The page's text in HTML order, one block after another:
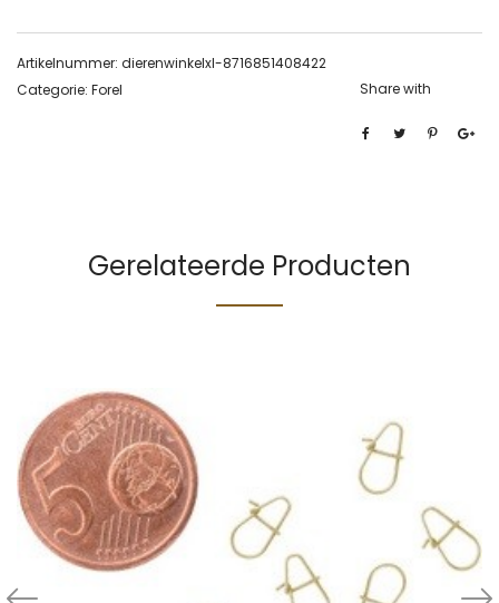
Artikelnummer: dierenwinkelxl-8716851408422
Categorie: Forel Share with
Gerelateerde Producten